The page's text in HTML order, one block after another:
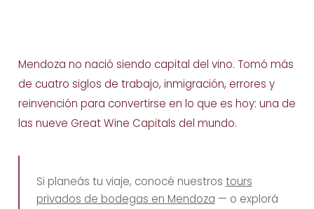
Mendoza no nació siendo capital del vino. Tomó más
de cuatro siglos de trabajo, inmigración, errores y
reinvención para convertirse en lo que es hoy: una de
las nueve Great Wine Capitals del mundo.
Si planeás tu viaje, conocé nuestros tours
privados de bodegas en Mendoza — o explorá